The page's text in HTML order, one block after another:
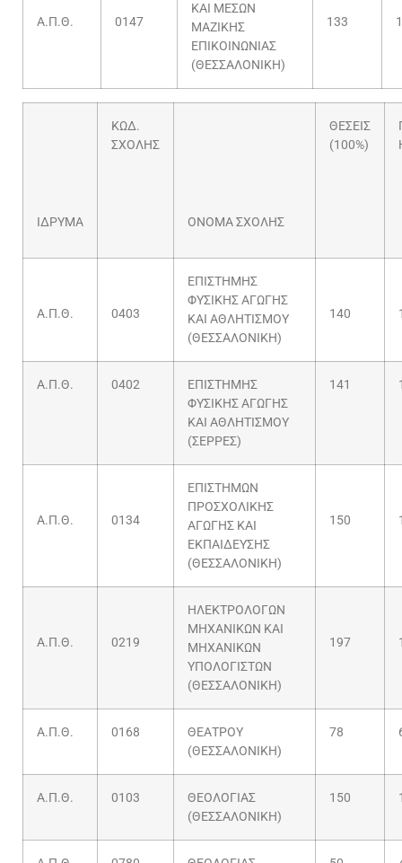
Α.Π.Θ. 0147
ΚΑΙ ΜΕΣΩΝ
ΜΑΖΙΚΗΣ
ΕΠΙΚΟΙΝΩΝΙΑΣ
(ΘΕΣΣΑΛΟΝΙΚΗ)
133
ΙΔΡΥΜΑ
ΚΩΔ.
ΣΧΟΛΗΣ
ΟΝΟΜΑ ΣΧΟΛΗΣ
ΘΕΣΕΙΣ
(100%)
Α.Π.Θ. 0403
ΕΠΙΣΤΗΜΗΣ
ΦΥΣΙΚΗΣ ΑΓΩΓΗΣ
ΚΑΙ ΑΘΛΗΤΙΣΜΟΥ
(ΘΕΣΣΑΛΟΝΙΚΗ)
140
Α.Π.Θ. 0402
ΕΠΙΣΤΗΜΗΣ
ΦΥΣΙΚΗΣ ΑΓΩΓΗΣ
ΚΑΙ ΑΘΛΗΤΙΣΜΟΥ
(ΣΕΡΡΕΣ)
141
Α.Π.Θ. 0134
ΕΠΙΣΤΗΜΩΝ
ΠΡΟΣΧΟΛΙΚΗΣ
ΑΓΩΓΗΣ ΚΑΙ
ΕΚΠΑΙΔΕΥΣΗΣ
(ΘΕΣΣΑΛΟΝΙΚΗ)
150
Α.Π.Θ. 0219
ΗΛΕΚΤΡΟΛΟΓΩΝ
ΜΗΧΑΝΙΚΩΝ ΚΑΙ
ΜΗΧΑΝΙΚΩΝ
ΥΠΟΛΟΓΙΣΤΩΝ
(ΘΕΣΣΑΛΟΝΙΚΗ)
197
Α.Π.Θ. 0168
ΘΕΑΤΡΟΥ
(ΘΕΣΣΑΛΟΝΙΚΗ)
78
Α.Π.Θ. 0103
ΘΕΟΛΟΓΙΑΣ
(ΘΕΣΣΑΛΟΝΙΚΗ)
150